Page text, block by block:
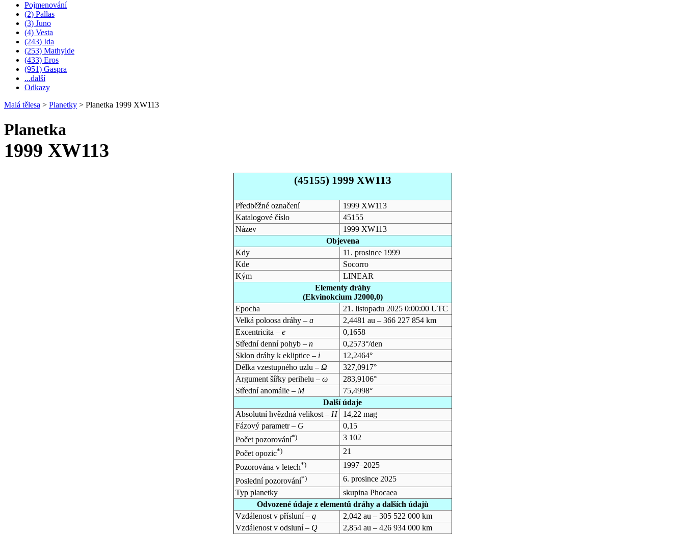
Pojmenování
(2) Pallas
(3) Juno
(4) Vesta
(243) Ida
(253) Mathylde
(433) Eros
(951) Gaspra
...další
Odkazy
Malá tělesa > Planetky > Planetka 1999 XW113
Planetka
1999 XW113
(45155) 1999 XW113
Předběžné označení
1999 XW113
Katalogové číslo
45155
Název
1999 XW113
Objevena
Kdy
11. prosince 1999
Kde
Socorro
Kým
LINEAR
Elementy dráhy
(Ekvinokcium J2000,0)
Epocha
21. listopadu 2025 0:00:00 UTC
Velká poloosa dráhy – a
2,4481 au – 366 227 854 km
Excentricita – e
0,1658
Střední denní pohyb – n
0,2573°/den
Sklon dráhy k ekliptice – i
12,2464°
Délka vzestupného uzlu – Ω
327,0917°
Argument šířky perihelu – ω
283,9106°
Střední anomálie – M
75,4998°
Další údaje
Absolutní hvězdná velikost – H
14,22 mag
Fázový parametr – G
0,15
Počet pozorování*)
3 102
Počet opozic*)
21
Pozorována v letech*)
1997–2025
Poslední pozorování*)
6. prosince 2025
Typ planetky
skupina Phocaea
Odvozené údaje z elementů dráhy a dalších údajů
Vzdálenost v přísluní – q
2,042 au – 305 522 000 km
Vzdálenost v odsluní – Q
2,854 au – 426 934 000 km